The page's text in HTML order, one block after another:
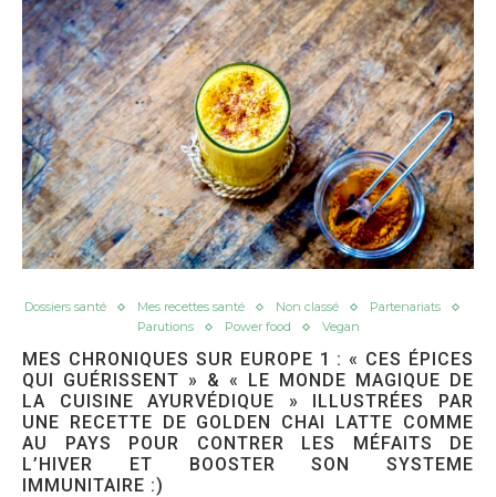
Dossiers santé Mes recettes santé Non classé
Partenariats
Parutions
Power food Vegan
MES CHRONIQUES SUR EUROPE 1 : « CES ÉPICES
QUI GUÉRISSENT » & « LE MONDE MAGIQUE DE
LA CUISINE AYURVÉDIQUE » ILLUSTRÉES PAR
UNE RECETTE DE GOLDEN CHAI LATTE COMME
AU PAYS POUR CONTRER LES MÉFAITS DE
L’HIVER ET BOOSTER SON SYSTEME
IMMUNITAIRE :)